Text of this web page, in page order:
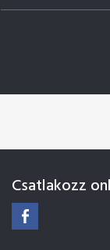
Csatlakozz